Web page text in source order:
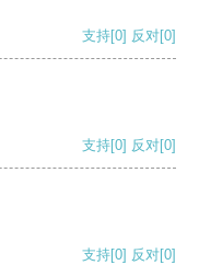
支持[0] 反对[0]
支持[0] 反对[0]
支持[0] 反对[0]